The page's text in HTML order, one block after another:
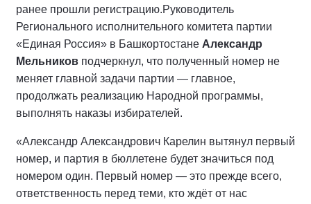
ранее прошли регистрацию.Руководитель
Регионального исполнительного комитета партии
«Единая Россия» в Башкортостане Александр
Мельников подчеркнул, что полученный номер не
меняет главной задачи партии — главное,
продолжать реализацию Народной программы,
выполнять наказы избирателей.
«Александр Александрович Карелин вытянул первый
номер, и партия в бюллетене будет значиться под
номером один. Первый номер — это прежде всего,
ответственность перед теми, кто ждёт от нас